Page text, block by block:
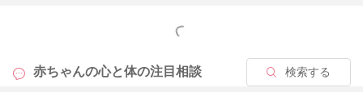
もっと見る
赤ちゃんの心と体の注目相談 検索する